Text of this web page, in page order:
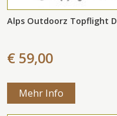
Alps Outdoorz Topflight
€ 59,00
Mehr Info